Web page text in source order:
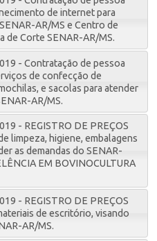
de internet para
AR/MS e Centro de
de Corte SENAR-AR/MS.
- Contratação de pessoa
de confecção de
e sacolas para atender
AR/MS.
- REGISTRO DE PREÇOS
limpeza, higiene, embalagens
as demandas do SENAR-
EM BOVINOCULTURA
- REGISTRO DE PREÇOS
de escritório, visando
AR/MS.